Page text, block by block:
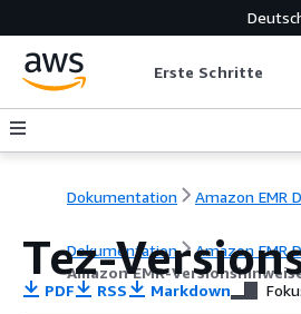
Erste Schritte
Dokumentation Amazon EMR
Dokumentation
Amazon EMR
Amazon EMR-
Tez-
PDF RSS Markdown